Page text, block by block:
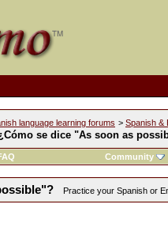
language learning forums > Spanish &
se dice "As soon as
Community
Practice your Spanish or